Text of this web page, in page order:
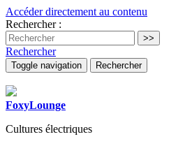
Accéder directement au contenu
Rechercher :
Rechercher
Toggle navigation Rechercher
FoxyLounge
Cultures électriques